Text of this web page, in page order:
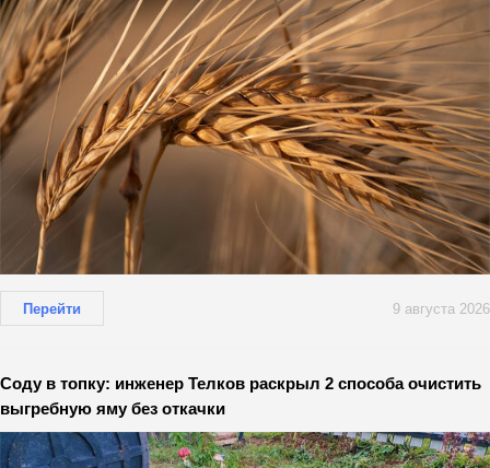
Перейти 9 августа 2026
Соду в топку: инженер Телков раскрыл 2 способа очистить
выгребную яму без откачки